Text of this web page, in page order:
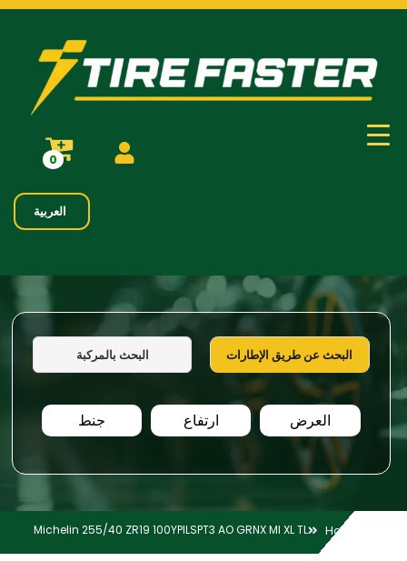
0
العربية
البحث عن طريق الإطارات البحث بالمركبة
العرض ارتفاع جنط
Home
Michelin 255/40 ZR19 100YPILSPT3 AO GRNX MI XL TL